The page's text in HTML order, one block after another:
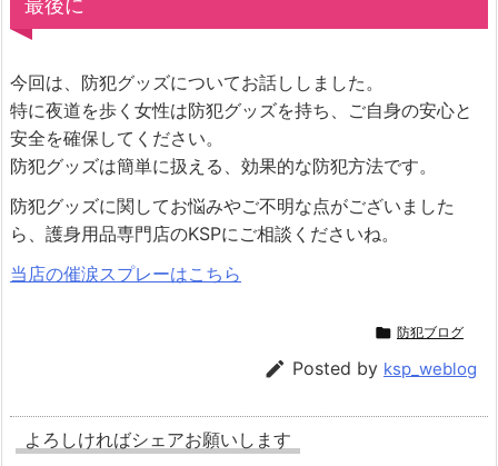
今回は、防犯グッズについてお話ししました。
特に夜道を歩く女性は防犯グッズを持ち、ご自身の安心と
安全を確保してください。
防犯グッズは簡単に扱える、効果的な防犯方法です。
防犯グッズに関してお悩みやご不明な点がございました
ら、護身用品専門店のKSPにご相談くださいね。
当店の催涙スプレーはこちら
 防犯ブログ
 Posted by ksp_weblog
よろしければシェアお願いします